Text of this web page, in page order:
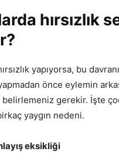
hırsızlık
yapıyorsa, bu
önce eylemin
gerekir. İşte
yaygın nedeni.
eksikliği